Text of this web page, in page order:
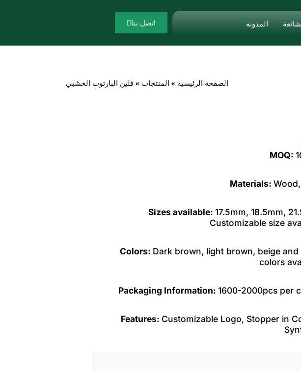
المدونة اتصل بنا
الصفحة الرئيسية » المنتجات » فلين البارتوب الخشبي
MOQ:
Materials:
Sizes available:17.5mm, 18.5mm,
Customizable size
Colors: Dark brown, light brown, beige
colors
Packaging Information:1600-2000pcs per
Features: Customizable Logo, Stopper in